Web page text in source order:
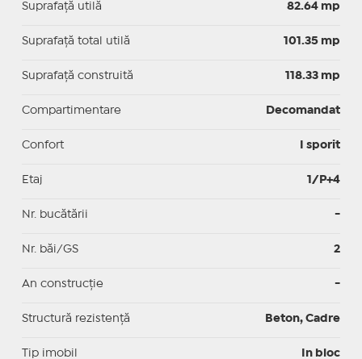
Suprafaţă utilă 82.64 mp
Suprafaţă total utilă 101.35 mp
Suprafaţă construită 118.33 mp
Compartimentare Decomandat
Confort I sporit
Etaj 1/P+4
Nr. bucătării -
Nr. băi/GS 2
An construcție -
Structură rezistență Beton, Cadre
Tip imobil In bloc